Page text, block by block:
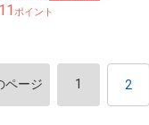
11ポイント
ページ 1 2